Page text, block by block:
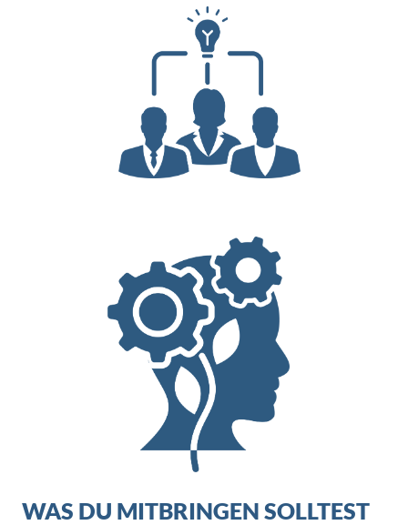
WAS DU MITBRINGEN SOLLTEST